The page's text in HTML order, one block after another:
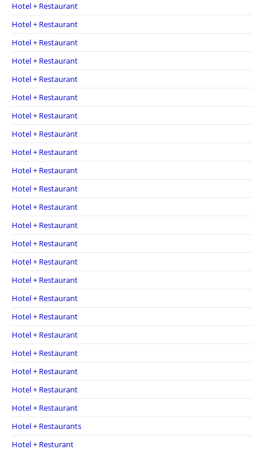
Hotel + Restaurant
Hotel + Restaurant
Hotel + Restaurant
Hotel + Restaurant
Hotel + Restaurant
Hotel + Restaurant
Hotel + Restaurant
Hotel + Restaurant
Hotel + Restaurant
Hotel + Restaurant
Hotel + Restaurant
Hotel + Restaurant
Hotel + Restaurant
Hotel + Restaurant
Hotel + Restaurant
Hotel + Restaurant
Hotel + Restaurant
Hotel + Restaurant
Hotel + Restaurant
Hotel + Restaurant
Hotel + Restaurant
Hotel + Restaurant
Hotel + Restaurant
Hotel + Restaurants
Hotel + Resturant